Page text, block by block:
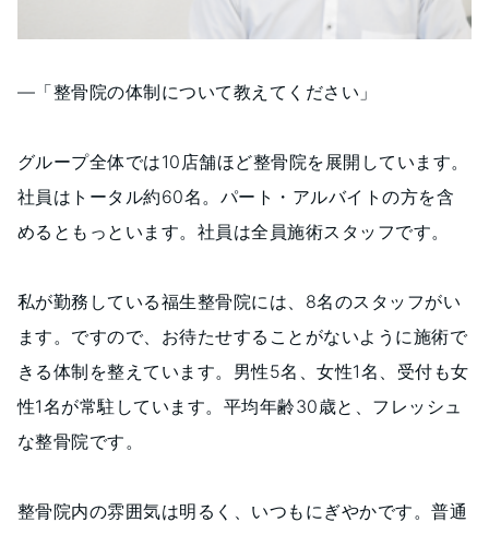
―「整骨院の体制について教えてください」
グループ全体では10店舗ほど整骨院を展開しています。
社員はトータル約60名。パート・アルバイトの方を含
めるともっといます。社員は全員施術スタッフです。
私が勤務している福生整骨院には、8名のスタッフがい
ます。ですので、お待たせすることがないように施術で
きる体制を整えています。男性5名、女性1名、受付も女
性1名が常駐しています。平均年齢30歳と、フレッシュ
な整骨院です。
整骨院内の雰囲気は明るく、いつもにぎやかです。普通